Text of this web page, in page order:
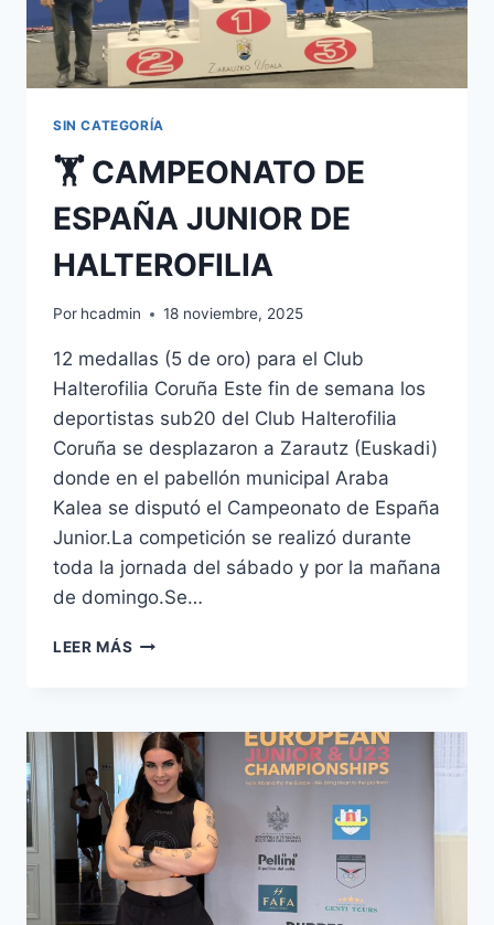
SIN CATEGORÍA
🏋️ CAMPEONATO DE
ESPAÑA JUNIOR DE
HALTEROFILIA
Por hcadmin 18 noviembre, 2025
12 medallas (5 de oro) para el Club
Halterofilia Coruña Este fin de semana los
deportistas sub20 del Club Halterofilia
Coruña se desplazaron a Zarautz (Euskadi)
donde en el pabellón municipal Araba
Kalea se disputó el Campeonato de España
Junior.La competición se realizó durante
toda la jornada del sábado y por la mañana
de domingo.Se…
LEER MÁS
JUNIOR
DE
HALTEROFILIA